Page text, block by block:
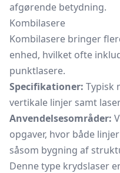
afgørende betydning.
Kombilasere
Kombilasere bringer
enhed, hvilket ofte
punktlasere.
Specifikationer: Typisk
vertikale linjer samt
Anvendelsesområder:
opgaver, hvor både
såsom bygning af
Denne type krydslaser